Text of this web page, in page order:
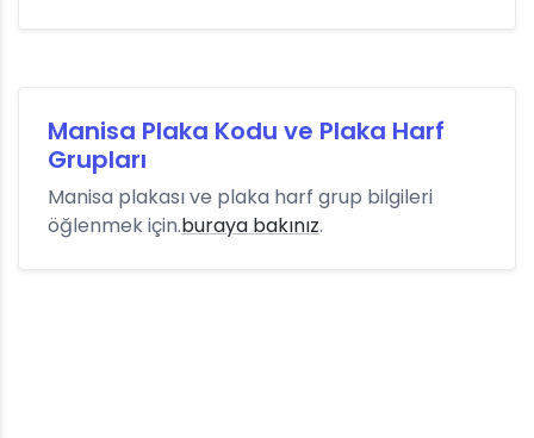
Manisa Plaka Kodu ve Plaka Harf
Grupları
Manisa plakası ve plaka harf grup bilgileri
öğlenmek için.buraya bakınız.